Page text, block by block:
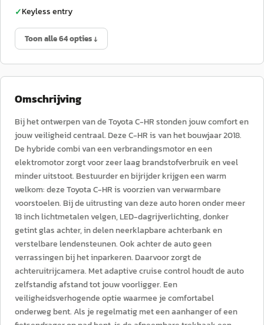
✓Keyless entry
Toon alle 64 opties ↓
Omschrijving
Bij het ontwerpen van de Toyota C-HR stonden jouw comfort en
jouw veiligheid centraal. Deze C-HR is van het bouwjaar 2018.
De hybride combi van een verbrandingsmotor en een
elektromotor zorgt voor zeer laag brandstofverbruik en veel
minder uitstoot. Bestuurder en bijrijder krijgen een warm
welkom: deze Toyota C-HR is voorzien van verwarmbare
voorstoelen. Bij de uitrusting van deze auto horen onder meer
18 inch lichtmetalen velgen, LED-dagrijverlichting, donker
getint glas achter, in delen neerklapbare achterbank en
verstelbare lendensteunen. Ook achter de auto geen
verrassingen bij het inparkeren. Daarvoor zorgt de
achteruitrijcamera. Met adaptive cruise control houdt de auto
zelfstandig afstand tot jouw voorligger. Een
veiligheidsverhogende optie waarmee je comfortabel
onderweg bent. Als je regelmatig met een aanhanger of een